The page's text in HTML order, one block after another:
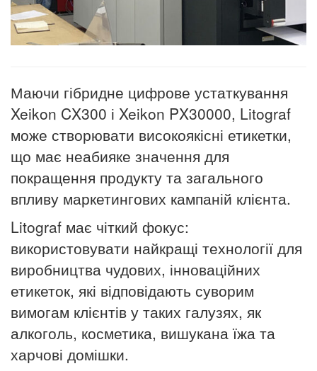
Маючи гібридне цифрове устаткування
Xeikon CX300 і Xeikon PX30000, Litograf
може створювати високоякісні етикетки,
що має неабияке значення для
покращення продукту та загального
впливу маркетингових кампаній клієнта.
Litograf має чіткий фокус:
використовувати найкращі технології для
виробництва чудових, інноваційних
етикеток, які відповідають суворим
вимогам клієнтів у таких галузях, як
алкоголь, косметика, вишукана їжа та
харчові домішки.